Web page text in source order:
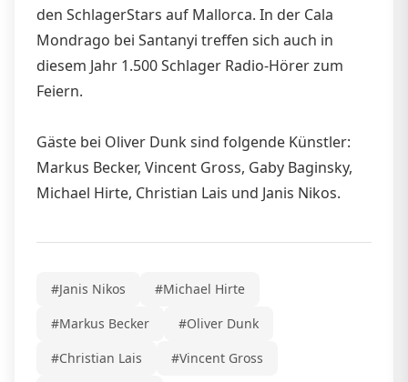
den SchlagerStars auf Mallorca. In der Cala
Mondrago bei Santanyi treffen sich auch in
diesem Jahr 1.500 Schlager Radio-Hörer zum
Feiern.
Gäste bei Oliver Dunk sind folgende Künstler:
Markus Becker, Vincent Gross, Gaby Baginsky,
Michael Hirte, Christian Lais und Janis Nikos.
#Janis Nikos
#Michael Hirte
#Markus Becker
#Oliver Dunk
#Christian Lais
#Vincent Gross